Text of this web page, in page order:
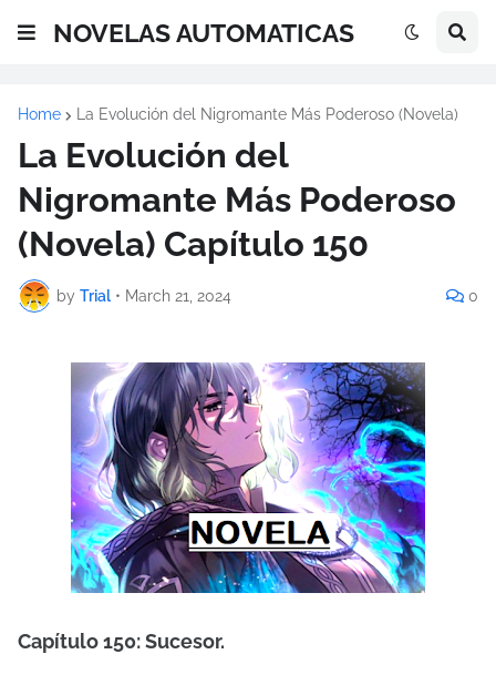
NOVELAS AUTOMATICAS
Home La Evolución del Nigromante Más Poderoso (Novela)
La Evolución del
Nigromante Más Poderoso
(Novela) Capítulo 150
by Trial • March 21, 2024 0
Capítulo 150: Sucesor.